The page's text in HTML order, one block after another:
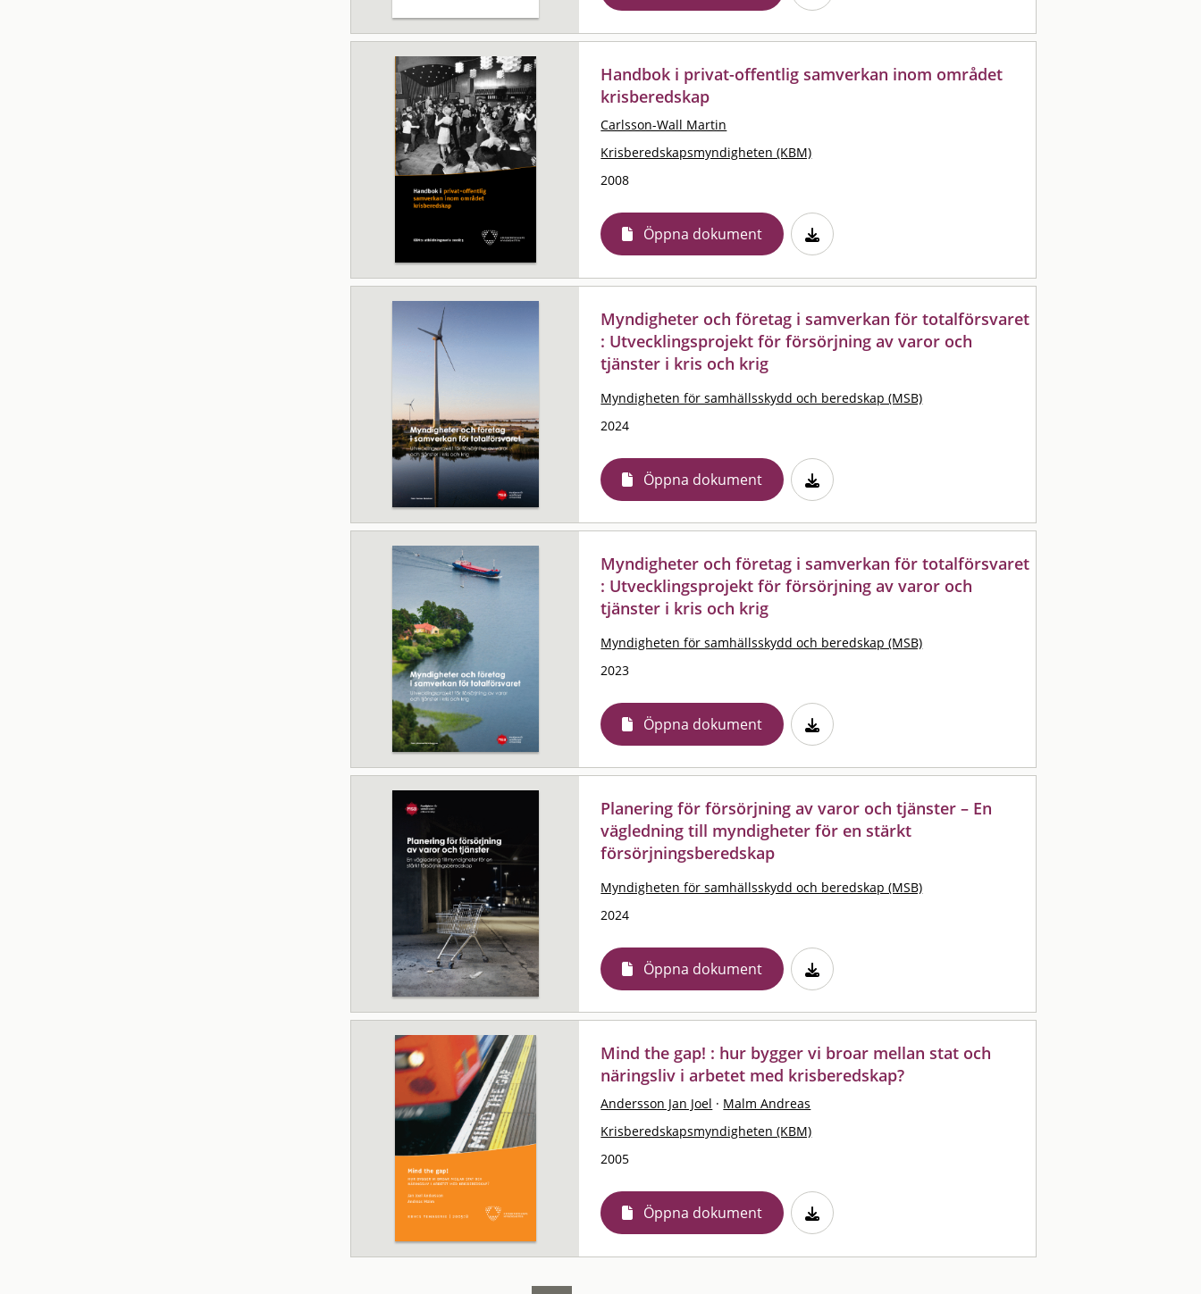
Handbok i privat-offentlig samverkan inom området
krisberedskap
Carlsson-Wall Martin
Krisberedskapsmyndigheten (KBM)
2008
Öppna dokument
Myndigheter och företag i samverkan för totalförsvaret
: Utvecklingsprojekt för försörjning av varor och
tjänster i kris och krig
Myndigheten för samhällsskydd och beredskap (MSB)
2024
Öppna dokument
Myndigheter och företag i samverkan för totalförsvaret
: Utvecklingsprojekt för försörjning av varor och
tjänster i kris och krig
Myndigheten för samhällsskydd och beredskap (MSB)
2023
Öppna dokument
Planering för försörjning av varor och tjänster – En
vägledning till myndigheter för en stärkt
försörjningsberedskap
Myndigheten för samhällsskydd och beredskap (MSB)
2024
Öppna dokument
Mind the gap! : hur bygger vi broar mellan stat och
näringsliv i arbetet med krisberedskap?
Andersson Jan Joel · Malm Andreas
Krisberedskapsmyndigheten (KBM)
2005
Öppna dokument